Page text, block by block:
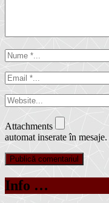
Attachments
automat inserate în mesaje.
Info …